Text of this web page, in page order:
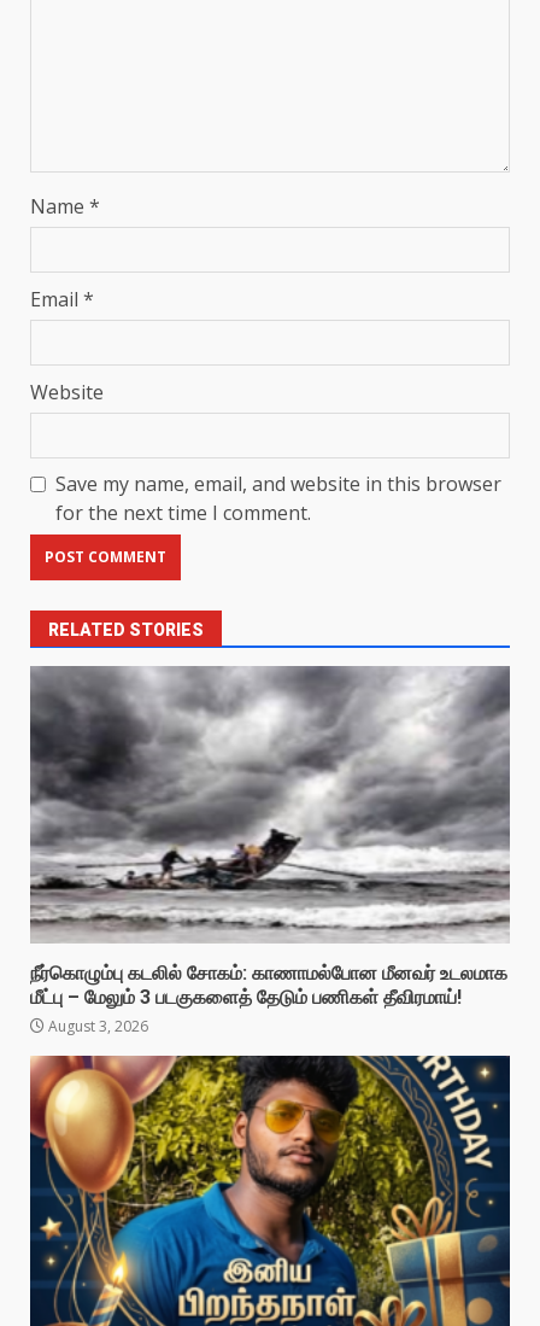
Name *
Email *
Website
Save my name, email, and website in this browser
for the next time I comment.
RELATED STORIES
நீர்கொழும்பு கடலில் சோகம்: காணாமல்போன மீனவர் உடலமாக
மீட்பு – மேலும் 3 படகுகளைத் தேடும் பணிகள் தீவிரமாய்!
August 3, 2026